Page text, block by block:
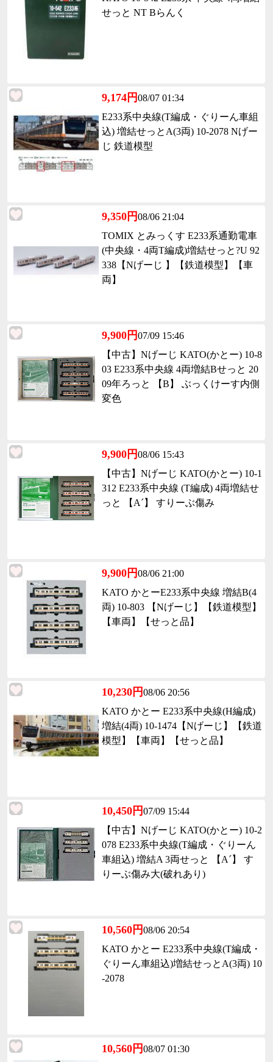
せっと NT Bらんく
9,174円08/07 01:34
E233系中央線(T編成・ぐりーん車組
込) 増結せっとA(3両) 10-2078 Nげー
じ 鉄道模型
9,350円08/06 21:04
TOMIX とみっくす E233系通勤電車
(中央線・4両T編成)増結せっと?U 92
338【Nげーじ 】【鉄道模型】【車
両】
9,900円07/09 15:46
【中古】Nげーじ KATO(かとー) 10-8
03 E233系中央線 4両増結Bせっと 20
09年ろっと 【B】 ぶっくけーす内側
変色
9,900円08/06 15:43
【中古】Nげーじ KATO(かとー) 10-1
312 E233系中央線 (T編成) 4両増結せ
っと 【A´】 すりーぶ傷み
9,900円08/06 21:00
KATO かとーE233系中央線 増結B(4
両) 10-803 【Nげーじ】【鉄道模型】
【車両】【せっと品】
10,230円08/06 20:56
KATO かとー E233系中央線(H編成)
増結(4両) 10-1474【Nげーじ】【鉄道
模型】【車両】【せっと品】
10,450円07/09 15:44
【中古】Nげーじ KATO(かとー) 10-2
078 E233系中央線(T編成・ぐりーん
車組込) 増結A 3両せっと 【A´】 す
りーぶ傷み大(破れあり)
10,560円08/06 20:54
KATO かとー E233系中央線(T編成・
ぐりーん車組込)増結せっとA(3両) 10
-2078
10,560円08/07 01:30